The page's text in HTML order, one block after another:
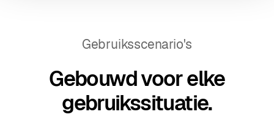
Gebruiksscenario's
Gebouwd voor elke
gebruikssituatie.